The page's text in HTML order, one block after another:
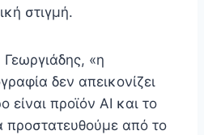
στιγμή.
«η
δεν απεικονίζει
είναι προϊόν AI και το
προστατευθούμε από το